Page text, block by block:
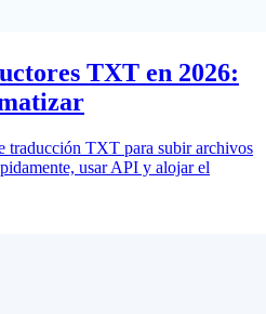
TXT en 2026:
traducción TXT para subir archivos
usar API y alojar el